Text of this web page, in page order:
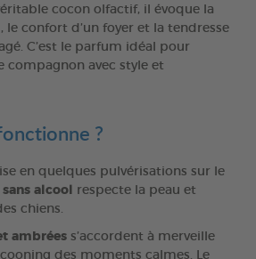
cocon olfactif, il évoque la
le confort d’un foyer et la tendresse
C’est le parfum idéal pour
compagnon avec style et
?
en quelques pulvérisations sur le
alcool
respecte la peau et
chiens.
ambrées s’accordent à merveille
des moments calmes. Le